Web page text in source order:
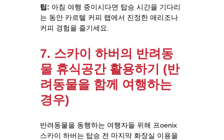
팁: 아침 여행 중이시다면 탑승 시간을 기다리
는 동안 카르텔 커피 랩에서 진정한 애리조나
커피 경험을 즐기세요.
7. 스카이 하버의 반려동
물 휴식공간 활용하기 (반
려동물을 함께 여행하는
경우)
반려동물을 동행하는 여행자들 위해 프oenix
스카이 하버는 탑승 전 마지막 화장실 이용을